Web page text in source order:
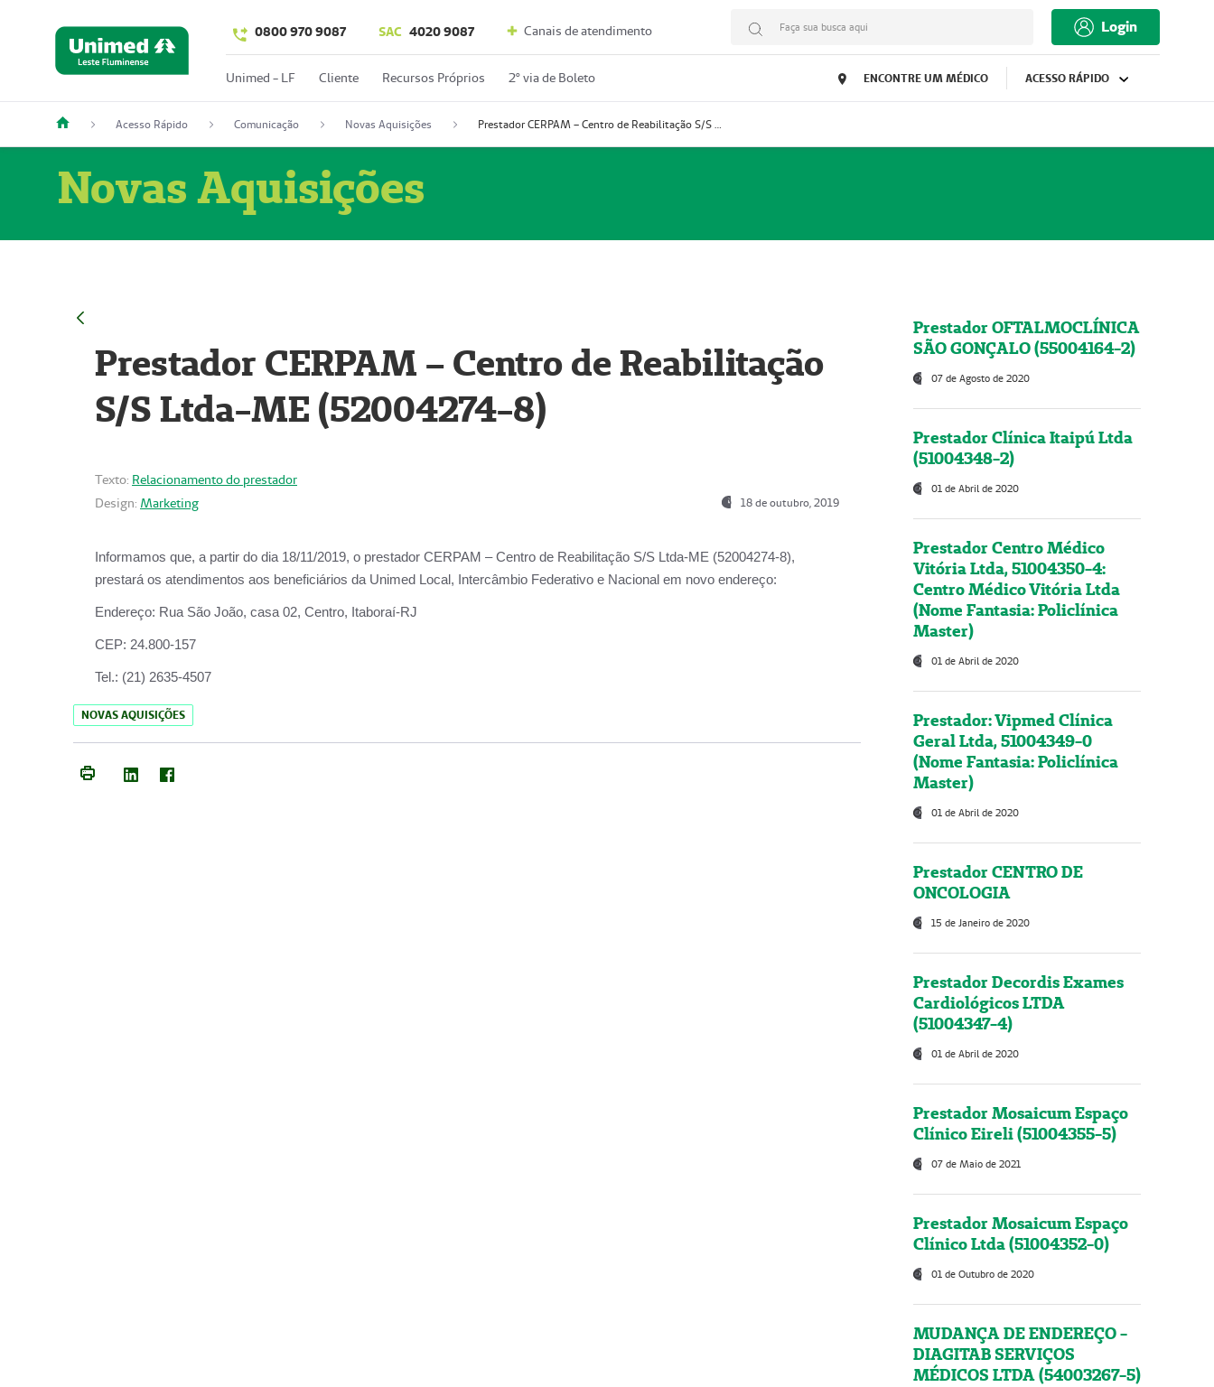
0800 970 9087 SAC 4020 9087 Canais de atendimento Faça sua busca aqui Login
Unimed - LF Cliente Recursos Próprios 2º via de Boleto ENCONTRE UM MÉDICO ACESSO RÁPIDO
Acesso Rápido Comunicação Novas Aquisições Prestador CERPAM – Centro de Reabilitação S/S Ltda-ME (52004274-8)
Novas Aquisições
Prestador CERPAM – Centro de Reabilitação
S/S Ltda-ME (52004274-8)
Texto: Relacionamento do prestador
Design: Marketing 18 de outubro, 2019
Informamos que, a partir do dia 18/11/2019, o prestador CERPAM – Centro de Reabilitação S/S Ltda-ME (52004274-8),
prestará os atendimentos aos beneficiários da Unimed Local, Intercâmbio Federativo e Nacional em novo endereço:
Endereço: Rua São João, casa 02, Centro, Itaboraí-RJ
CEP: 24.800-157
Tel.: (21) 2635-4507
NOVAS AQUISIÇÕES
Prestador OFTALMOCLÍNICA
SÃO GONÇALO (55004164-2)
07 de Agosto de 2020
Prestador Clínica Itaipú Ltda
(51004348-2)
01 de Abril de 2020
Prestador Centro Médico
Vitória Ltda, 51004350-4:
Centro Médico Vitória Ltda
(Nome Fantasia: Policlínica
Master)
01 de Abril de 2020
Prestador: Vipmed Clínica
Geral Ltda, 51004349-0
(Nome Fantasia: Policlínica
Master)
01 de Abril de 2020
Prestador CENTRO DE
ONCOLOGIA
15 de Janeiro de 2020
Prestador Decordis Exames
Cardiológicos LTDA
(51004347-4)
01 de Abril de 2020
Prestador Mosaicum Espaço
Clínico Eireli (51004355-5)
07 de Maio de 2021
Prestador Mosaicum Espaço
Clínico Ltda (51004352-0)
01 de Outubro de 2020
MUDANÇA DE ENDEREÇO -
DIAGITAB SERVIÇOS
MÉDICOS LTDA (54003267-5)